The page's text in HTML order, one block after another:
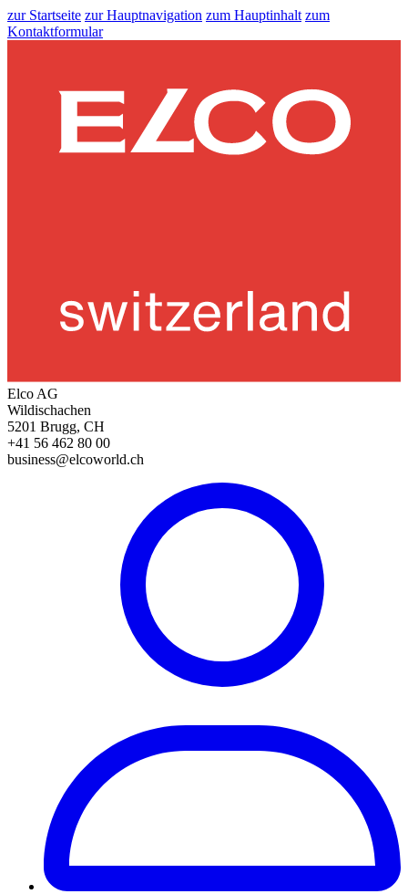
zur Startseite zur Hauptnavigation zum Hauptinhalt zum
Kontaktformular
Elco AG
Wildischachen
5201 Brugg, CH
+41 56 462 80 00
business@elcoworld.ch